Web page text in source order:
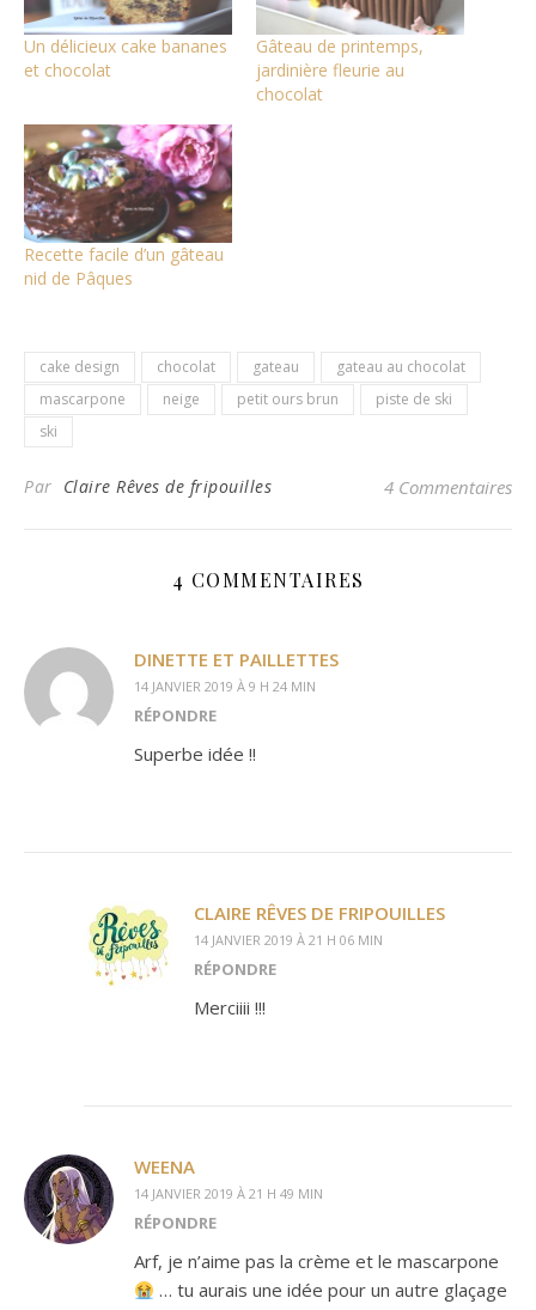
Un délicieux cake bananes
et chocolat
Gâteau de printemps,
jardinière fleurie au
chocolat
Recette facile d’un gâteau
nid de Pâques
cake design chocolat gateau
gateau au chocolat
mascarpone
neige petit ours brun
piste de ski
ski
Par Claire Rêves de fripouilles 4 Commentaires
4 COMMENTAIRES
DINETTE ET PAILLETTES
14 JANVIER 2019 À 9 H 24 MIN
RÉPONDRE
Superbe idée !!
CLAIRE RÊVES DE FRIPOUILLES
14 JANVIER 2019 À 21 H 06 MIN
RÉPONDRE
Merciiii !!!
WEENA
14 JANVIER 2019 À 21 H 49 MIN
RÉPONDRE
Arf, je n’aime pas la crème et le mascarpone
… tu aurais une idée pour un autre glaçage